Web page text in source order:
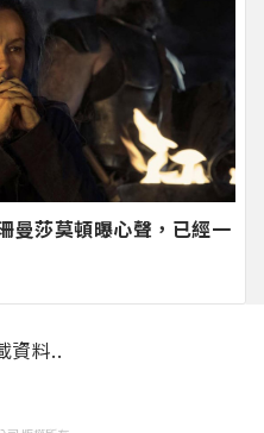
曼莎莫頓曝心聲，已經一
資料..